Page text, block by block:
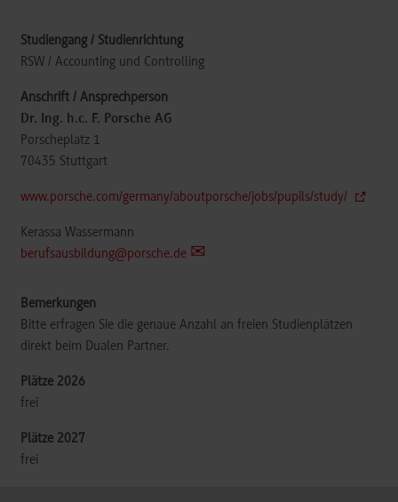
RSW / Accounting und Controlling
Dr. Ing. h.c. F. Porsche AG
Porscheplatz 1
70435 Stuttgart
www.porsche.com/germany/aboutporsche/jobs/pupils/study/
Kerassa Wassermann
berufsausbildung@porsche.de
Bitte erfragen Sie die genaue Anzahl an freien Studienplätzen
direkt beim Dualen Partner.
frei
frei